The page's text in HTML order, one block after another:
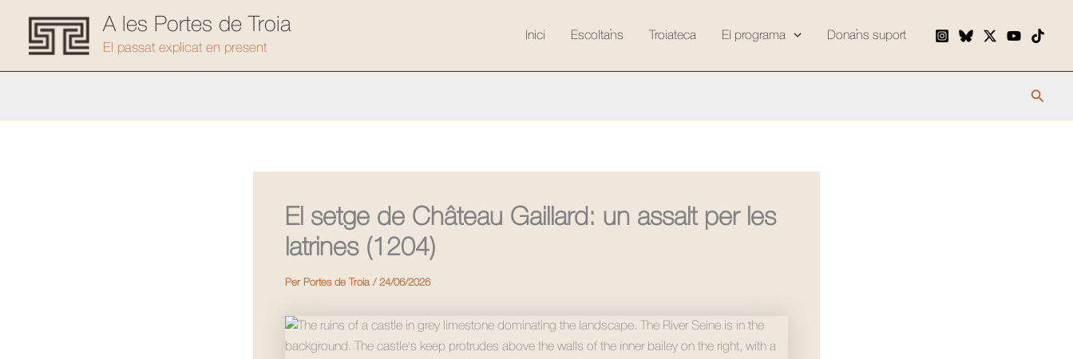
contingut
A les Portes de Troia
El passat explicat en present
Inici Escolta’ns Troiateca El programa Dona’ns suport
Cerca
El setge de Château Gaillard: un assalt per les
latrines (1204)
Per Portes de Troia / 24/06/2026